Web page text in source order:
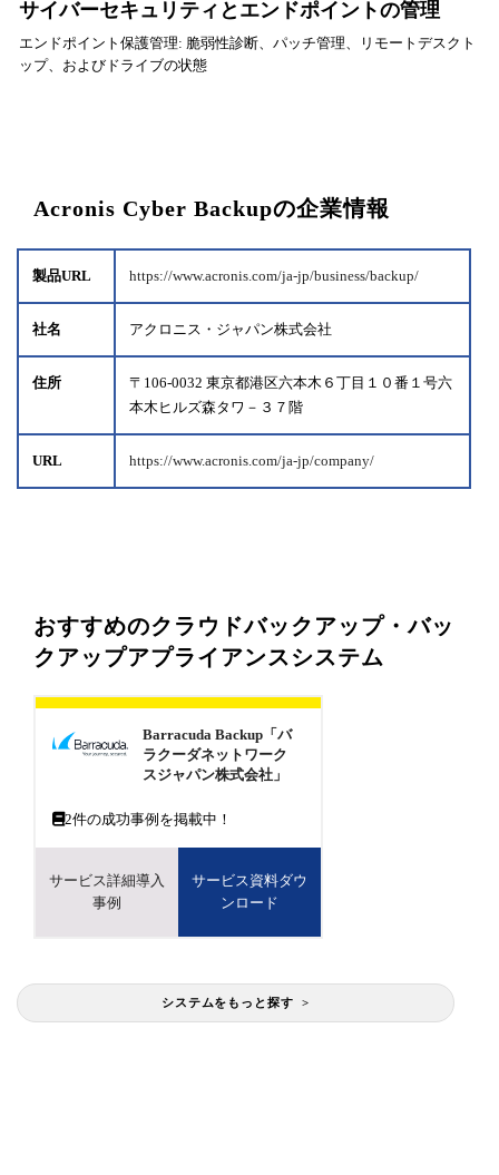
サイバーセキュリティとエンドポイントの管理
エンドポイント保護管理: 脆弱性診断、パッチ管理、リモートデスクト
ップ、およびドライブの状態
Acronis Cyber Backupの企業情報
製品URL https://www.acronis.com/ja-jp/business/backup/
社名 アクロニス・ジャパン株式会社
住所
〒106-0032 東京都港区六本木６丁目１０番１号六
本木ヒルズ森タワ－３７階
URL https://www.acronis.com/ja-jp/company/
おすすめのクラウドバックアップ・バッ
クアップアプライアンスシステム
Barracuda Backup「バ
ラクーダネットワーク
スジャパン株式会社」
2件の成功事例を掲載中！
サービス詳細導入
事例
サービス資料ダウ
ンロード
システムをもっと探す >